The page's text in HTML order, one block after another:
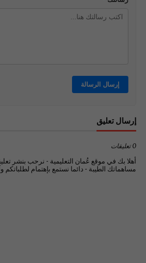
إرسال تعليق
0 تعليقات
أهلا بك في موقع عُمان التعليمية - نرحب بنشر
مساهماتك الطيبة - دائما نستمع بإهتمام لطلباتكم